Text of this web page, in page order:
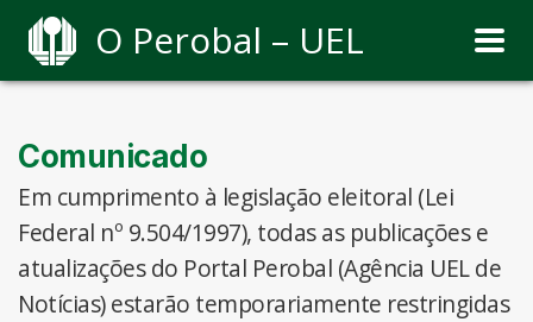
O Perobal – UEL
Comunicado
Em cumprimento à legislação eleitoral (Lei
Federal nº 9.504/1997), todas as publicações e
atualizações do Portal Perobal (Agência UEL de
Notícias) estarão temporariamente restringidas